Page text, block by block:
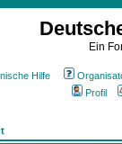
Ein
Hilfe
Profil